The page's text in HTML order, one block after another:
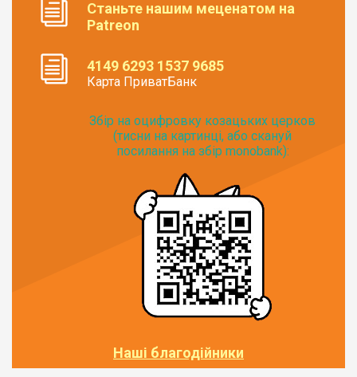
Станьте нашим меценатом на
Patreon
4149 6293 1537 9685
Карта ПриватБанк
Збір на оцифровку козацьких церков
(тисни на картинці, або скануй
посилання на збір monobank):
Наші благодійники